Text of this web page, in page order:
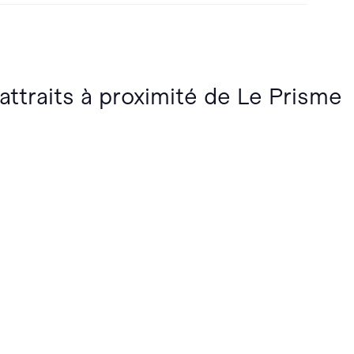
à proximité de Le Prisme